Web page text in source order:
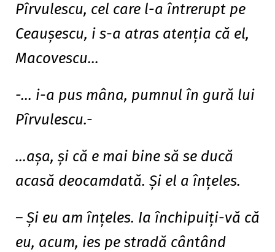
Pîrvulescu, cel care l-a întrerupt pe
Ceauşescu, i s-a atras atenţia că el,
Macovescu…
-… i-a pus mâna, pumnul în gură lui
Pîrvulescu.-
…aşa, şi că e mai bine să se ducă
acasă deocamdată. Şi el a înţeles.
– Şi eu am înţeles. Ia închipuiţi-vă că
eu, acum, ies pe stradă cântând